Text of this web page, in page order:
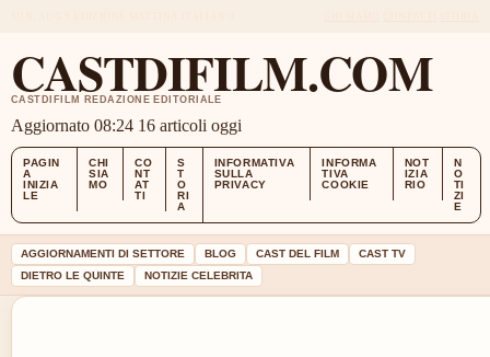
CASTDIFILM.COM
CASTDIFILM REDAZIONE EDITORIALE
Aggiornato 08:24 16 articoli oggi
PAGIN
A
INIZIA
LE
CHI
SIA
MO
CO
NT
AT
TI
S
T
O
RI
A
INFORMATIVA
SULLA
PRIVACY
INFORMA
TIVA
COOKIE
NOT
IZIA
RIO
N
O
TI
ZI
E
AGGIORNAMENTI DI SETTORE BLOG CAST DEL FILM
CAST TV
DIETRO LE QUINTE
NOTIZIE CELEBRITA